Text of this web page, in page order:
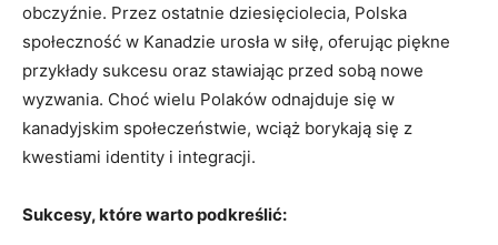
obczyźnie. Przez ostatnie dziesięciolecia, Polska
społeczność w Kanadzie urosła w siłę, oferując piękne
przykłady sukcesu oraz stawiając przed sobą nowe
wyzwania. Choć wielu Polaków odnajduje się w
kanadyjskim społeczeństwie, wciąż borykają się z
kwestiami identity i integracji.
Sukcesy, które warto podkreślić: